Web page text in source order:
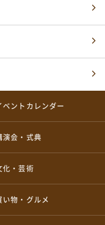
ベントカレンダー
演会・式典
化・芸術
い物・グルメ